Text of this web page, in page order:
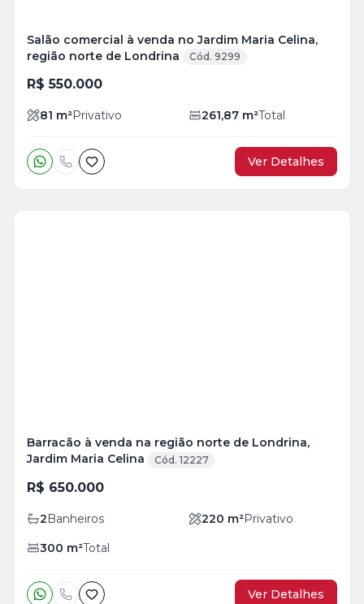
Salão comercial à venda no Jardim Maria Celina,
região norte de Londrina
Cód. 9299
R$ 550.000
81 m²Privativo 261,87 m²Total
Ver Detalhes
Barracão à venda na região norte de Londrina,
Jardim Maria Celina
Cód. 12227
R$ 650.000
2Banheiros 220 m²Privativo
300 m²Total
Ver Detalhes